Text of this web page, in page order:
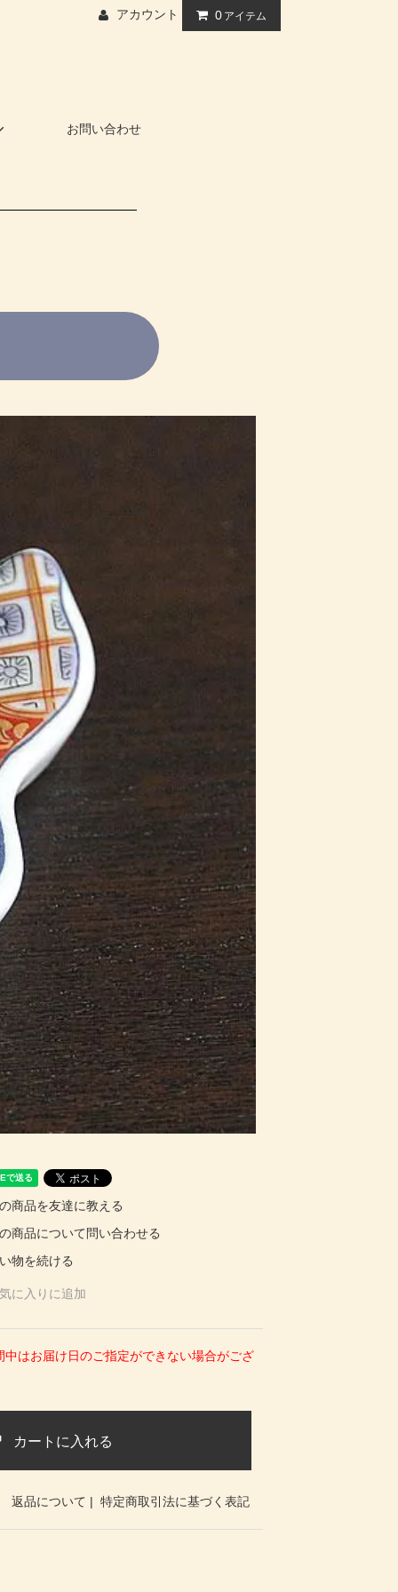
アカウント 0 アイテム
お問い合わせ
商品を友達に教える
商品について問い合わせる
物を続ける
に入りに追加
はお届け日のご指定ができない場合がござ
カートに入れる
返品について | 特定商取引法に基づく表記